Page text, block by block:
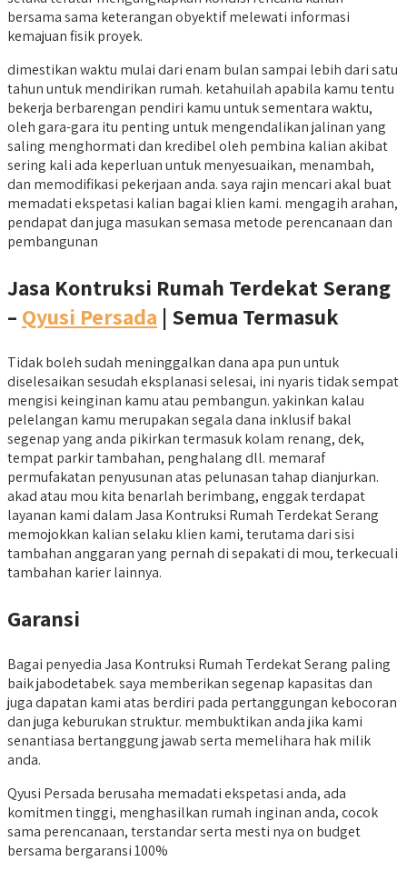
bersama sama keterangan obyektif melewati informasi
kemajuan fisik proyek.
dimestikan waktu mulai dari enam bulan sampai lebih dari satu
tahun untuk mendirikan rumah. ketahuilah apabila kamu tentu
bekerja berbarengan pendiri kamu untuk sementara waktu,
oleh gara-gara itu penting untuk mengendalikan jalinan yang
saling menghormati dan kredibel oleh pembina kalian akibat
sering kali ada keperluan untuk menyesuaikan, menambah,
dan memodifikasi pekerjaan anda. saya rajin mencari akal buat
memadati ekspetasi kalian bagai klien kami. mengagih arahan,
pendapat dan juga masukan semasa metode perencanaan dan
pembangunan
Jasa Kontruksi Rumah Terdekat Serang
– Qyusi Persada | Semua Termasuk
Tidak boleh sudah meninggalkan dana apa pun untuk
diselesaikan sesudah eksplanasi selesai, ini nyaris tidak sempat
mengisi keinginan kamu atau pembangun. yakinkan kalau
pelelangan kamu merupakan segala dana inklusif bakal
segenap yang anda pikirkan termasuk kolam renang, dek,
tempat parkir tambahan, penghalang dll. memaraf
permufakatan penyusunan atas pelunasan tahap dianjurkan.
akad atau mou kita benarlah berimbang, enggak terdapat
layanan kami dalam Jasa Kontruksi Rumah Terdekat Serang
memojokkan kalian selaku klien kami, terutama dari sisi
tambahan anggaran yang pernah di sepakati di mou, terkecuali
tambahan karier lainnya.
Garansi
Bagai penyedia Jasa Kontruksi Rumah Terdekat Serang paling
baik jabodetabek. saya memberikan segenap kapasitas dan
juga dapatan kami atas berdiri pada pertanggungan kebocoran
dan juga keburukan struktur. membuktikan anda jika kami
senantiasa bertanggung jawab serta memelihara hak milik
anda.
Qyusi Persada berusaha memadati ekspetasi anda, ada
komitmen tinggi, menghasilkan rumah inginan anda, cocok
sama perencanaan, terstandar serta mesti nya on budget
bersama bergaransi 100%